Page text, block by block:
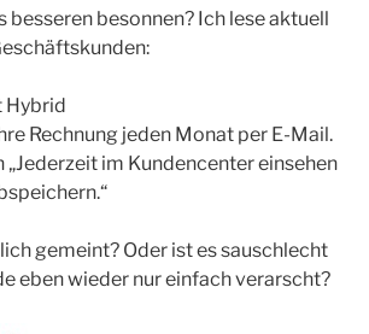
besseren besonnen? Ich lese aktuell
Hybrid
Rechnung jeden Monat per E-Mail.
„Jederzeit im Kundencenter einsehen
gemeint? Oder ist es sauschlecht
eben wieder nur einfach verarscht?